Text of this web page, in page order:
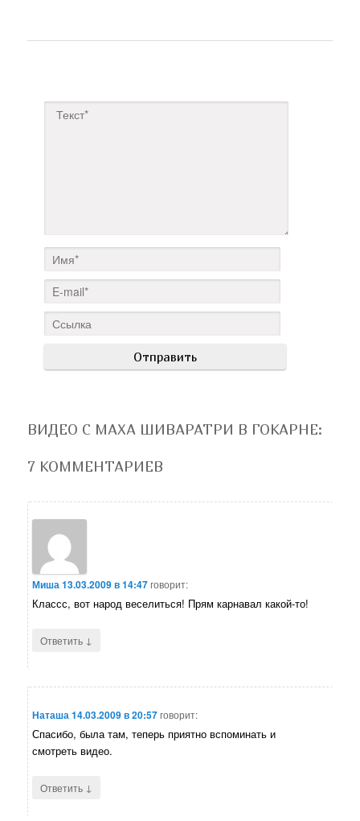
ВИДЕО С МАХА ШИВАРАТРИ В ГОКАРНЕ:
7 КОММЕНТАРИЕВ
Миша13.03.2009 в 14:47говорит:
Классс, вот народ веселиться! Прям карнавал какой-то!
Ответить ↓
Наташа14.03.2009 в 20:57говорит:
Спасибо, была там, теперь приятно вспоминать и
смотреть видео.
Ответить ↓